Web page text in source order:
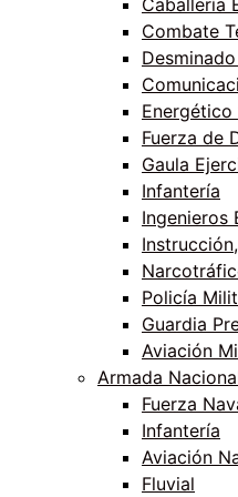
Caballería
Combate
Energético
Fuerza de
Gaula
Infantería
Ingenieros
Policía
Guardia
Aviación
Armada
Fuerza
Infantería
Aviación
Fluvial